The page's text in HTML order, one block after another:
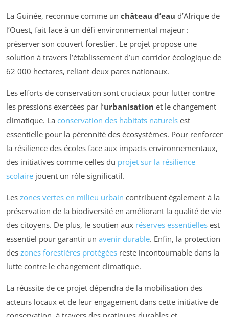
La Guinée, reconnue comme un château d’eau d’Afrique de
l’Ouest, fait face à un défi environnemental majeur :
préserver son couvert forestier. Le projet propose une
solution à travers l’établissement d’un corridor écologique de
62 000 hectares, reliant deux parcs nationaux.
Les efforts de conservation sont cruciaux pour lutter contre
les pressions exercées par l’urbanisation et le changement
climatique. La conservation des habitats naturels est
essentielle pour la pérennité des écosystèmes. Pour renforcer
la résilience des écoles face aux impacts environnementaux,
des initiatives comme celles du projet sur la résilience
scolaire jouent un rôle significatif.
Les zones vertes en milieu urbain contribuent également à la
préservation de la biodiversité en améliorant la qualité de vie
des citoyens. De plus, le soutien aux réserves essentielles est
essentiel pour garantir un avenir durable. Enfin, la protection
des zones forestières protégées reste incontournable dans la
lutte contre le changement climatique.
La réussite de ce projet dépendra de la mobilisation des
acteurs locaux et de leur engagement dans cette initiative de